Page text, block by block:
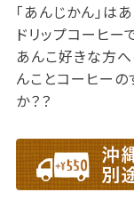
「あんじかん」は
ドリップコーヒー
あんこ好きな方へ
んことコーヒーの
か？？